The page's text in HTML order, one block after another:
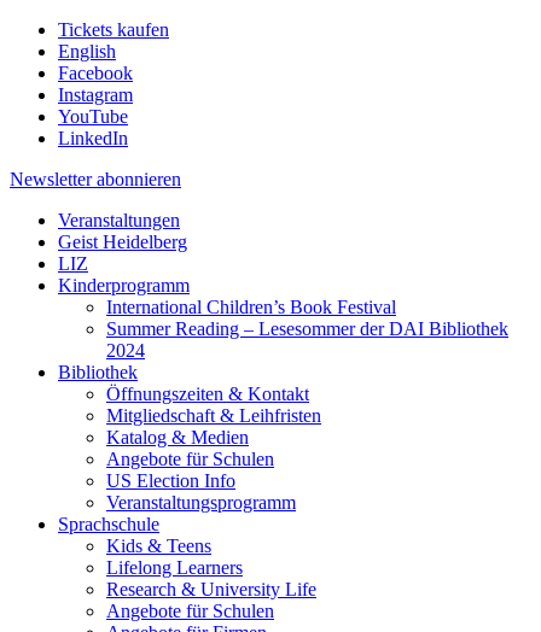
Tickets kaufen
English
Facebook
Instagram
YouTube
LinkedIn
Newsletter abonnieren
Veranstaltungen
Geist Heidelberg
LIZ
Kinderprogramm
International Children’s Book Festival
Summer Reading – Lesesommer der DAI Bibliothek
2024
Bibliothek
Öffnungszeiten & Kontakt
Mitgliedschaft & Leihfristen
Katalog & Medien
Angebote für Schulen
US Election Info
Veranstaltungsprogramm
Sprachschule
Kids & Teens
Lifelong Learners
Research & University Life
Angebote für Schulen